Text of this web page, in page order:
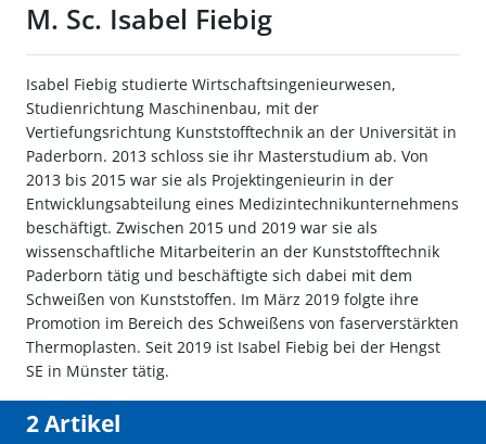
M. Sc. Isabel Fiebig
Isabel Fiebig studierte Wirtschaftsingenieurwesen,
Studienrichtung Maschinenbau, mit der
Vertiefungsrichtung Kunststofftechnik an der Universität in
Paderborn. 2013 schloss sie ihr Masterstudium ab. Von
2013 bis 2015 war sie als Projektingenieurin in der
Entwicklungsabteilung eines Medizintechnikunternehmens
beschäftigt. Zwischen 2015 und 2019 war sie als
wissenschaftliche Mitarbeiterin an der Kunststofftechnik
Paderborn tätig und beschäftigte sich dabei mit dem
Schweißen von Kunststoffen. Im März 2019 folgte ihre
Promotion im Bereich des Schweißens von faserverstärkten
Thermoplasten. Seit 2019 ist Isabel Fiebig bei der Hengst
SE in Münster tätig.
2 Artikel